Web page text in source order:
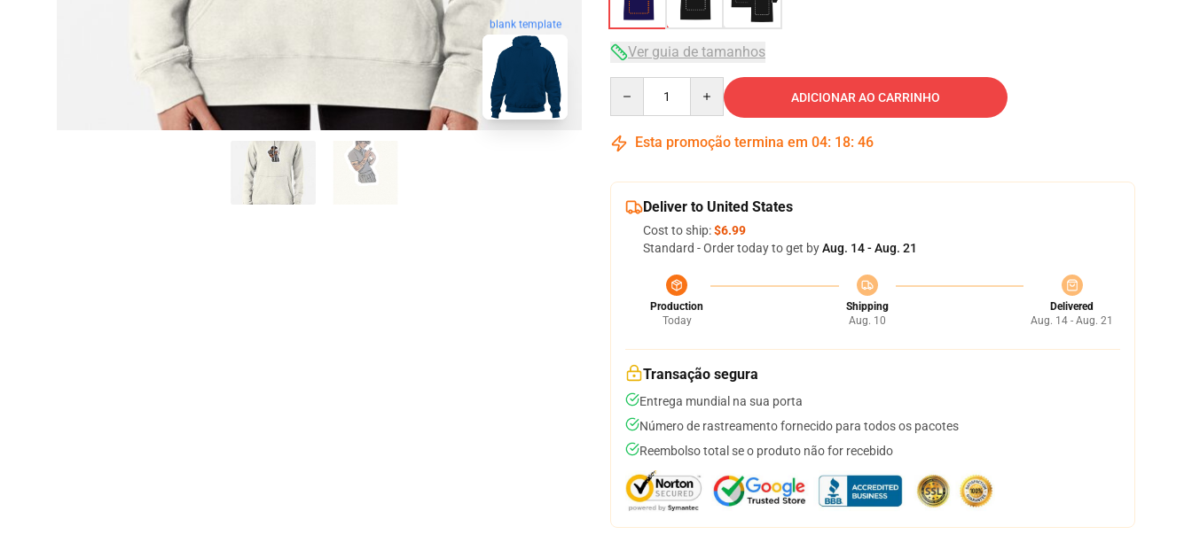
blank template
Ver guia de tamanhos
ADICIONAR AO CARRINHO
Esta promoção termina em 04: 18: 45
Deliver to United States
Cost to ship:$6.99
Standard - Order today to get byAug. 14 - Aug. 21
Production
Today
Shipping
Aug. 10
Delivered
Aug. 14 - Aug. 21
Transação segura
Entrega mundial na sua porta
Número de rastreamento fornecido para todos os pacotes
Reembolso total se o produto não for recebido